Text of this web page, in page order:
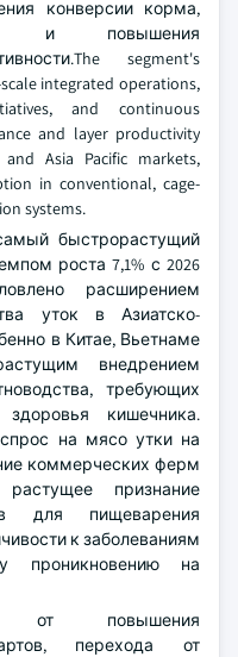
конверсии корма,
и повышения
segment's
integrated operations,
and continuous
and layer productivity
Asia Pacific markets,
in conventional, cage-
systems.
быстрорастущий
роста 7,1% с 2026
расширением
уток в Азиатско-
в Китае, Вьетнаме
внедрением
требующих
кишечника.
на мясо утки на
коммерческих ферм
признание
для пищеварения
к заболеваниям
проникновению на
от повышения
перехода от